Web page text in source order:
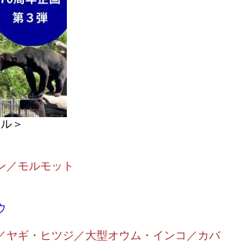
＞
／モルモット
ギ・ヒツジ／大型オウム・インコ／カバ